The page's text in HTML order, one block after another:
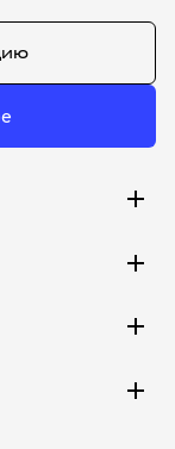
add
add
add
add